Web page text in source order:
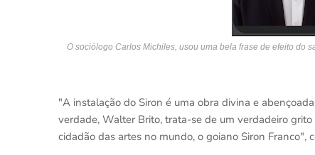
O sociólogo Carlos Michiles, usou uma bela frase de efeito do
"A instalação do Siron é uma obra divina e
verdade, Walter Brito, trata-se de um verdadeiro
cidadão das artes no mundo, o goiano Siron